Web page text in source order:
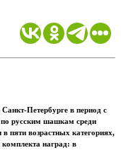
Санкт-Петербурге в период с
русским шашкам среди
пяти возрастных категориях,
наград: в